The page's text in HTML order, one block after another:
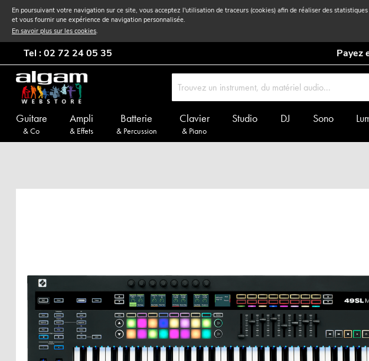
En poursuivant votre navigation sur ce site, vous acceptez l'utilisation de traceurs (cookies) afin de réaliser des
et vous fournir une expérience de navigation personnalisée.
En savoir plus sur les cookies.
Tel : 02 72 24 05 35 Payez
Guitare
& Co
Ampli
& Effets
Batterie
& Percussion
Clavier
& Piano
Studio DJ Sono